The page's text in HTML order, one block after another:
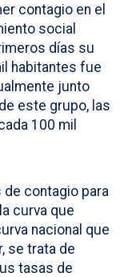
contagio en el
social
días su
habitantes fue
junto
este grupo, las
100 mil
de contagio para
curva que
nacional que
se trata de
tasas de